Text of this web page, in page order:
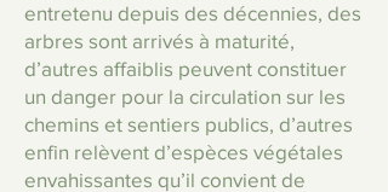
entretenu depuis des décennies, des
arbres sont arrivés à maturité,
d’autres affaiblis peuvent constituer
un danger pour la circulation sur les
chemins et sentiers publics, d’autres
enfin relèvent d’espèces végétales
envahissantes qu’il convient de